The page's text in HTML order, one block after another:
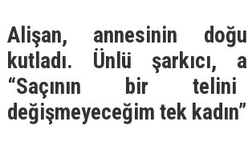
Alişan, annesinin
kutladı. Ünlü şarkıcı,
“Saçının bir telini
değişmeyeceğim tek